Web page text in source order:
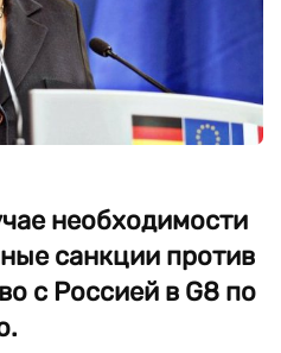
необходимости
санкции против
с Россией в G8 по